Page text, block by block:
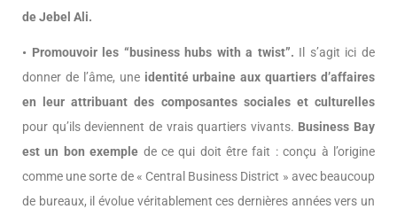
de Jebel Ali.
• Promouvoir les “business hubs with a twist”. Il s’agit ici de
donner de l’âme, uneidentité urbaine aux quartiers d’affaires
en leur attribuant des composantes sociales et culturelles
pour qu’ils deviennent de vrais quartiers vivants. Business Bay
est un bon exemple de ce qui doit être fait : conçu à l’origine
comme une sorte de « Central Business District » avec beaucoup
de bureaux, il évolue véritablement ces dernières années vers un